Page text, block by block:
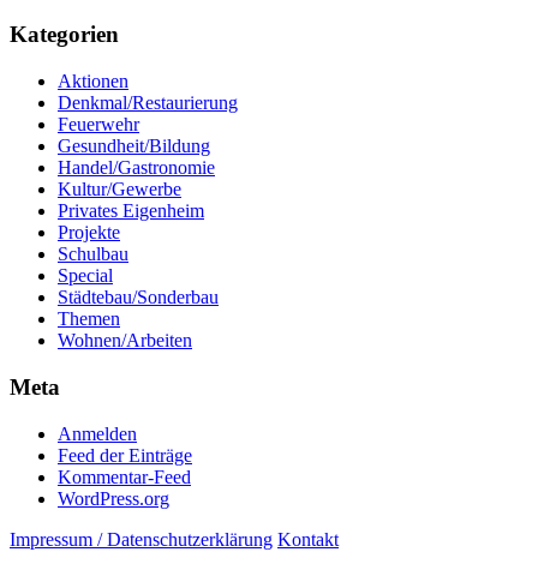
Kategorien
Aktionen
Denkmal/Restaurierung
Feuerwehr
Gesundheit/Bildung
Handel/Gastronomie
Kultur/Gewerbe
Privates Eigenheim
Projekte
Schulbau
Special
Städtebau/Sonderbau
Themen
Wohnen/Arbeiten
Meta
Anmelden
Feed der Einträge
Kommentar-Feed
WordPress.org
Impressum / Datenschutzerklärung Kontakt